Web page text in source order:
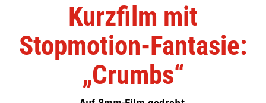
Kurzfilm mit
Stopmotion-Fantasie:
„Crumbs“